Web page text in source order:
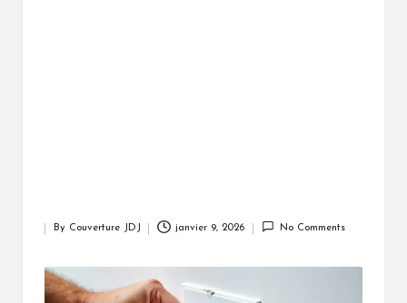
By Couverture JDJ janvier 9, 2026 No Comments